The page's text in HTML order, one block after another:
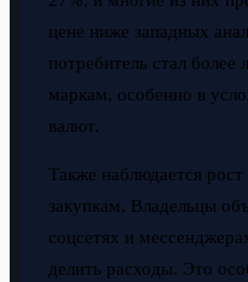
цене ниже западных
потребитель стал
маркам, особенно в
валют.
Также наблюдается
закупкам. Владельцы
соцсетях и
делить расходы. Это